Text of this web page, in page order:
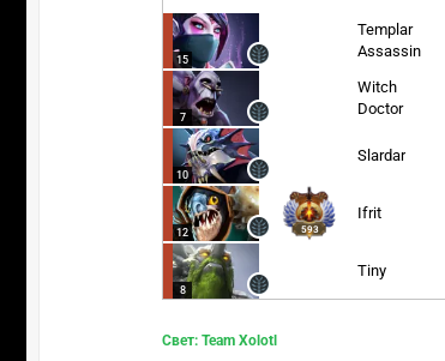
15
Templar
Assassin
7
Witch
Doctor
10
Slardar
12 593
Ifrit
8
Tiny
Свет: Team Xolotl